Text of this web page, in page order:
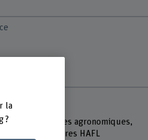
des sciences agronomiques,
et alimentaires HAFL
la
?